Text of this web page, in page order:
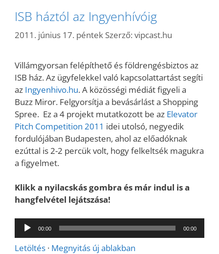
ISB háztól az Ingyenhívóig
2011. június 17. péntek Szerző: vipcast.hu
Villámgyorsan felépíthető és földrengésbiztos az
ISB ház. Az ügyfelekkel való kapcsolattartást segíti
az Ingyenhivo.hu. A közösségi médiát figyeli a
Buzz Miror. Felgyorsítja a bevásárlást a Shopping
Spree. Ez a 4 projekt mutatkozott be az Elevator
Pitch Competition 2011 idei utolsó, negyedik
fordulójában Budapesten, ahol az előadóknak
ezúttal is 2-2 percük volt, hogy felkeltsék magukra
a figyelmet.
Klikk a nyilacskás gombra és már indul is a
hangfelvétel lejátszása!
Audió
lejátszó
00:00 00:00
Letöltés · Megnyitás új ablakban